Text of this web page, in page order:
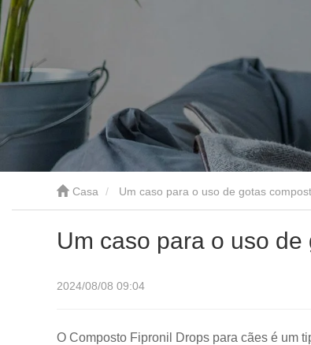
Casa Um caso para o uso de gotas
Um caso para o uso
2024/08/08 09:04
O Composto Fipronil Drops para cães é um